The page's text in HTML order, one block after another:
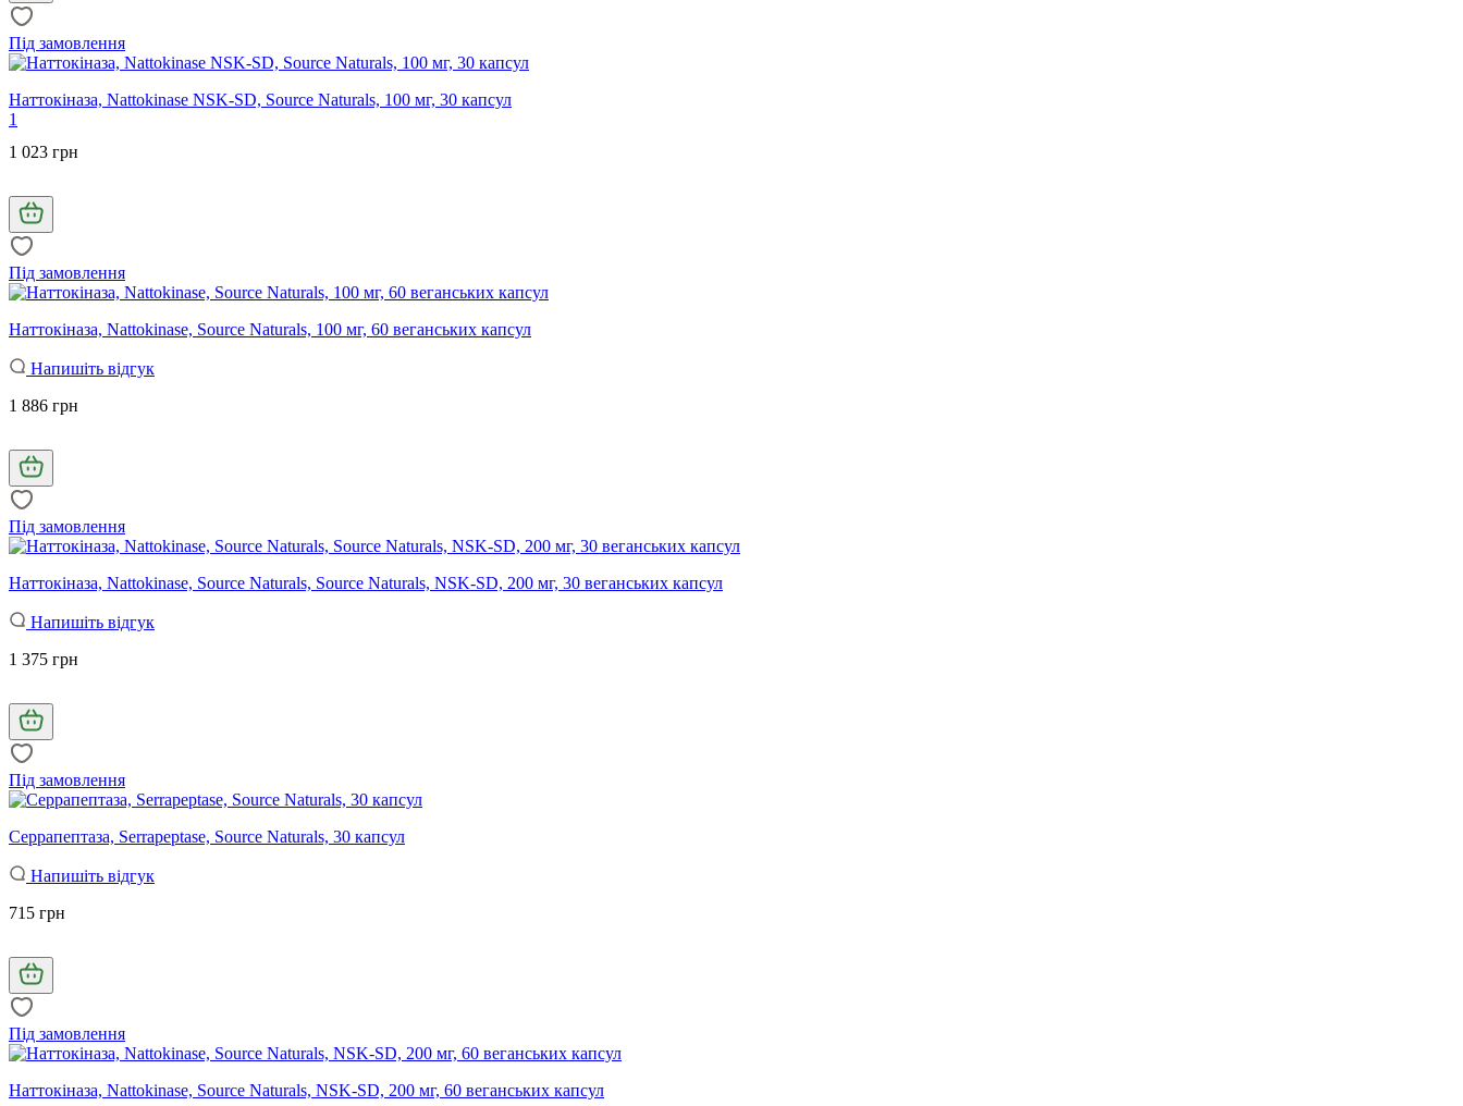
Під замовлення
Наттокіназа, Nattokinase NSK-SD, Source Naturals, 100 мг, 30 капсул
1
1 023 грн
Під замовлення
Наттокіназа, Nattokinase, Source Naturals, 100 мг, 60 веганських капсул
Напишіть відгук
1 886 грн
Під замовлення
Наттокіназа, Nattokinase, Source Naturals, Source Naturals, NSK-SD, 200 мг, 30 веганських капсул
Напишіть відгук
1 375 грн
Під замовлення
Серрапептаза, Serrapeptase, Source Naturals, 30 капсул
Напишіть відгук
715 грн
Під замовлення
Наттокіназа, Nattokinase, Source Naturals, NSK-SD, 200 мг, 60 веганських капсул